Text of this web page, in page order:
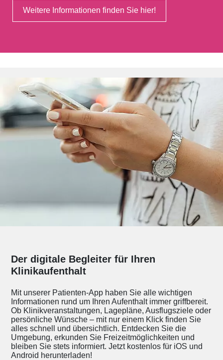
Weitere Informationen finden Sie hier!
Der digitale Begleiter für Ihren
Klinikaufenthalt
Mit unserer Patienten-App haben Sie alle wichtigen
Informationen rund um Ihren Aufenthalt immer griffbereit.
Ob Klinikveranstaltungen, Lagepläne, Ausflugsziele oder
persönliche Wünsche – mit nur einem Klick finden Sie
alles schnell und übersichtlich. Entdecken Sie die
Umgebung, erkunden Sie Freizeitmöglichkeiten und
bleiben Sie stets informiert. Jetzt kostenlos für iOS und
Android herunterladen!